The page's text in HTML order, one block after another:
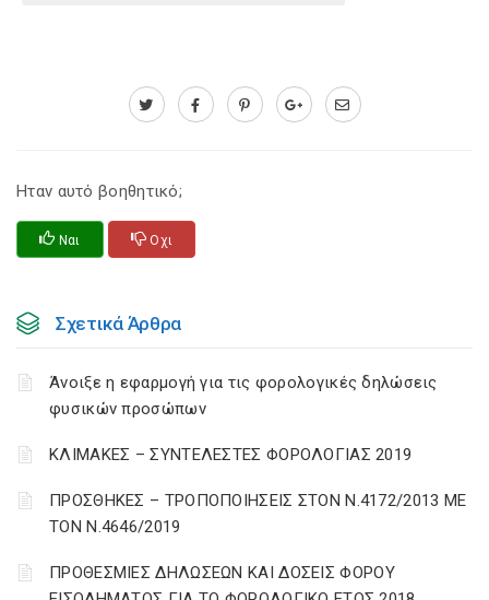
Ηταν αυτό βοηθητικό;
Ναι Οχι
Σχετικά Άρθρα
Άνοιξε η εφαρμογή για τις φορολογικές δηλώσεις
φυσικών προσώπων
ΚΛΙΜΑΚΕΣ – ΣΥΝΤΕΛΕΣΤΕΣ ΦΟΡΟΛΟΓΙΑΣ 2019
ΠΡΟΣΘΗΚΕΣ – ΤΡΟΠΟΠΟΙΗΣΕΙΣ ΣΤΟΝ Ν.4172/2013 ΜΕ
ΤΟΝ Ν.4646/2019
ΠΡΟΘΕΣΜΙΕΣ ΔΗΛΩΣΕΩΝ ΚΑΙ ΔΟΣΕΙΣ ΦΟΡΟΥ